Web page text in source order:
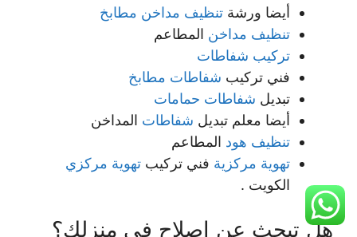
أيضا ورشة تنظيف مداخن مطابخ
تنظيف مداخن المطاعم
تركيب شفاطات
فني تركيب شفاطات مطابخ
تبديل شفاطات حمامات
أيضا معلم تبديل شفاطات المداخن
تنظيف هود المطاعم
تهوية مركزية فني تركيب تهوية مركزي
الكويت .
هل تبحث عن إصلاح في منزلك؟